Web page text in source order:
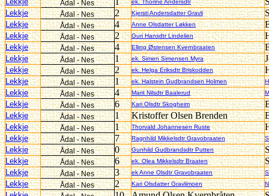
Ådal - Nes ek. Thorine Andersdtr
Lekkje Ådal - Nes 2 Kjersti Andersdatter Gravli
Lekkje Ådal - Nes 4 Anne Olsdatter Løkken
Lekkje Ådal - Nes 2 Guri Hansdtr Lindelien
Lekkje Ådal - Nes 4 Elling Østensen Kvernbraaten
Lekkje Ådal - Nes 1 ek. Simen Simensen Myra
Lekkje Ådal - Nes 2 ek. Helga Eriksdtr Briskodden
Lekkje Ådal - Nes 1 ek. Halstein Gudbrandsen Holmen
Lekkje Ådal - Nes 4 Marit Nilsdtr Baalerud
Lekkje Ådal - Nes 6 Kari Olsdtr Skogheim
Lekkje Ådal - Nes 1 Kristoffer Olsen Brenden
Lekkje Ådal - Nes 1 Thorvald Johannesen Ruste
Lekkje Ådal - Nes 7 Ragnhild Mikkelsdtr Gravobraaten
Lekkje Ådal - Nes 0 Gunhild Gudbrandsdtr Putten
Lekkje Ådal - Nes 6 ek. Olea Mikkelsdtr Braaten
Lekkje Ådal - Nes 3 ek Anne Olsdtr Gravobraaten
Lekkje Ådal - Nes 2 Kari Olsdatter Gravlimoen